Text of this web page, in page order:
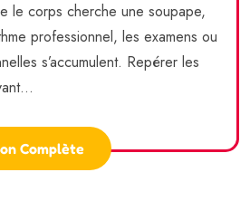
le corps cherche une soupape,
professionnel, les examens ou
s’accumulent. Repérer les
Complète